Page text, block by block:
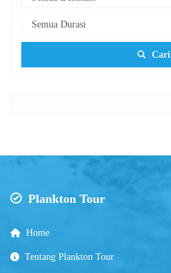
Cari
Plankton Tour
Home
Tentang Plankton Tour